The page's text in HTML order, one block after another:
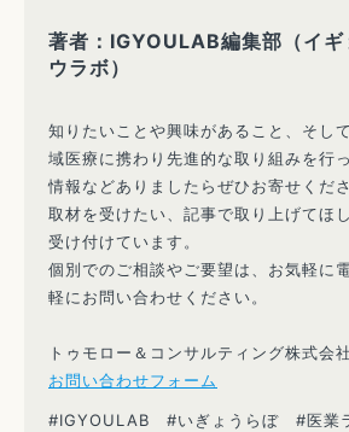
著者：IGYOULAB編集部（イギ
ウラボ）
知りたいことや興味があること、そし
域医療に携わり先進的な取り組みを行
情報などありましたらぜひお寄せくださ
取材を受けたい、記事で取り上げてほ
受け付けています。
個別でのご相談やご要望は、お気軽に
軽にお問い合わせください。
トゥモロー＆コンサルティング株式会社
お問い合わせフォーム
#IGYOULAB #いぎょうらぼ #医業